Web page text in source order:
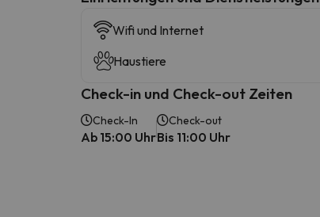
Wifi und Internet
Haustiere
Check-in und Check-out Zeiten
Check-In
Ab 15:00 Uhr
Check-out
Bis 11:00 Uhr